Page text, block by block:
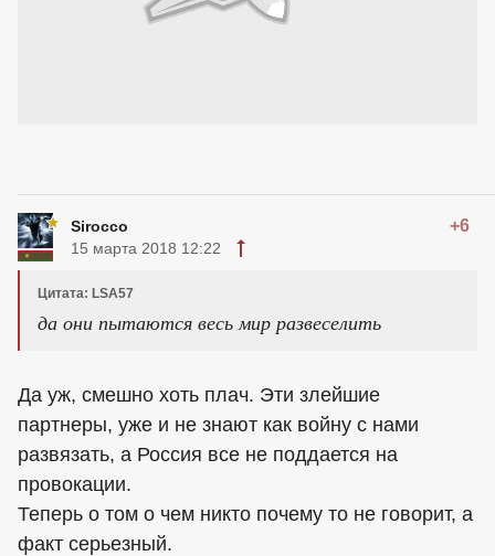
Sirocco +6
15 марта 2018 12:22
Цитата: LSA57
да они пытаются весь мир развеселить
Да уж, смешно хоть плач. Эти злейшие
партнеры, уже и не знают как войну с нами
развязать, а Россия все не поддается на
провокации.
Теперь о том о чем никто почему то не говорит, а
факт серьезный.